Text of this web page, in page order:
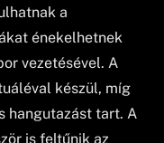
a
énekelhetnek
vezetésével. A
készül, míg
hangutazást tart. A
is feltűnik az